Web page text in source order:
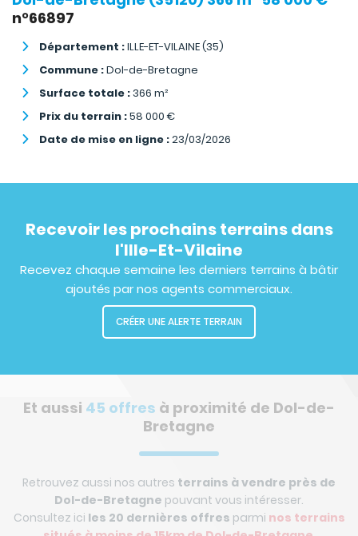
n°66897
Département :ILLE-ET-VILAINE (35)
Commune :Dol-de-Bretagne
Surface totale :366 m²
Prix du terrain :58 000 €
Date de mise en ligne :23/03/2026
Recevoir les prochains terrains dans
l'Ille-Et-Vilaine
Recevez chaque semaine les derniers terrains à bâtir
ajoutés par nos agents commerciaux.
CRÉER UNE ALERTE TERRAIN
Et aussi 45 offres à proximité de Dol-de-
Bretagne
Retrouvez aussi nos autres terrains à vendre près de
Dol-de-Bretagne pouvant vous intéresser.
Consultez ici les 20 dernières offres parmi nos terrains